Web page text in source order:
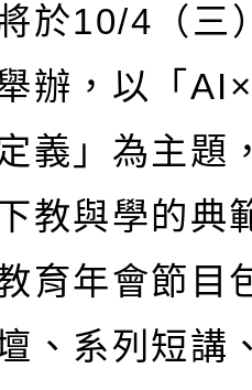
於10/4（三
辦，以「
義」為主題
教與學的典
育年會節目
、系列短講